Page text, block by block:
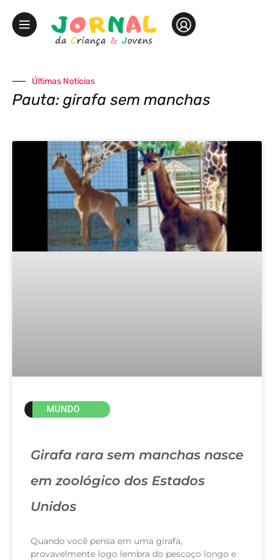
Últimas Notícias
Pauta: girafa sem manchas
MUNDO
Girafa rara sem manchas nasce
em zoológico dos Estados
Unidos
Quando você pensa em uma girafa,
provavelmente logo lembra do pescoço longo e